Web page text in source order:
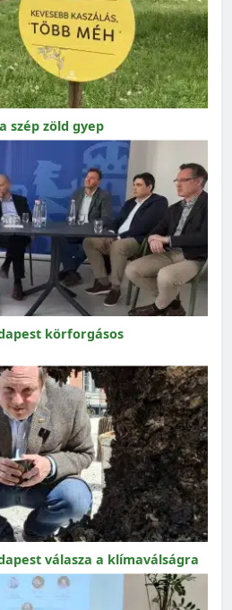
szép zöld gyep
körforgásos
válasza a klímaválságra